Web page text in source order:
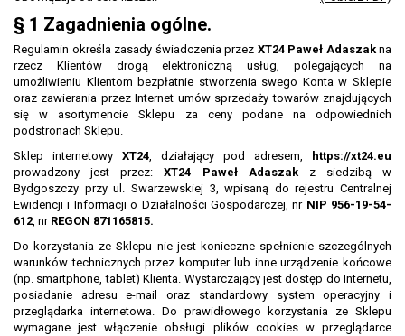
§ 1 Zagadnienia ogólne.
Regulamin określa zasady świadczenia przez XT24 Paweł Adaszakna
rzecz Klientów drogą elektroniczną usług, polegających na
umożliwieniu Klientom bezpłatnie stworzenia swego Konta w Sklepie
oraz zawierania przez Internet umów sprzedaży towarów znajdujących
się w asortymencie Sklepu za ceny podane na odpowiednich
podstronach Sklepu.
Sklep internetowy XT24, działający pod adresem,
https://xt24.eu
prowadzony jest przez:XT24 Paweł Adaszakz siedzibą w
Bydgoszczy przy ul. Swarzewskiej 3, wpisaną do rejestru Centralnej
Ewidencji i Informacji o Działalności Gospodarczej, nr NIP 956-19-54-
612, nr REGON 871165815.
Do korzystania ze Sklepu nie jest konieczne spełnienie szczególnych
warunków technicznych przez komputer lub inne urządzenie końcowe
(np. smartphone, tablet) Klienta. Wystarczający jest dostęp do Internetu,
posiadanie adresu e-mail oraz standardowy system operacyjny i
przeglądarka internetowa. Do prawidłowego korzystania ze Sklepu
wymagane jest włączenie obsługi plików cookies w przeglądarce